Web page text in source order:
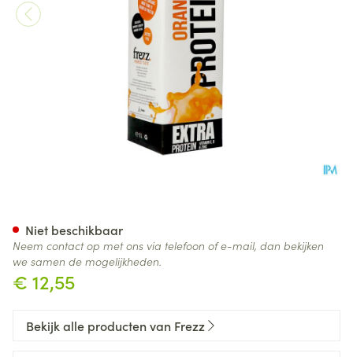
€ 12,55
Niet beschikbaar
Neem contact op met ons via telefoon of e-mail, dan bekijken
we samen de mogelijkheden.
Bekijk alle producten van Frezz